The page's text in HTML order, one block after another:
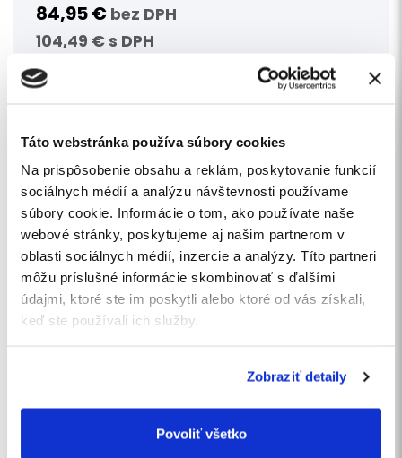
Táto webstránka používa súbory cookies
Na prispôsobenie obsahu a reklám, poskytovanie funkcií
sociálnych médií a analýzu návštevnosti používame
súbory cookie. Informácie o tom, ako používate naše
webové stránky, poskytujeme aj našim partnerom v
oblasti sociálnych médií, inzercie a analýzy. Títo partneri
môžu príslušné informácie skombinovať s ďalšími
údajmi, ktoré ste im poskytli alebo ktoré od vás získali,
keď ste používali ich služby.
Zobraziť detaily
Povoliť všetko
84,95 € bez DPH
104,49 € s DPH
> PRIDAŤ DO KOŠÍKA